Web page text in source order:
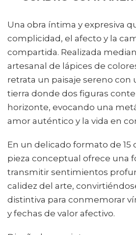
Una obra íntima y expresiva
complicidad, el afecto y la
compartida. Realizada
artesanal de lápices de
retrata un paisaje sereno con
tierra donde dos figuras
horizonte, evocando una
amor auténtico y la vida en
En un delicado formato de 15
pieza conceptual ofrece una
transmitir sentimientos
calidez del arte,
distintiva para conmemorar
y fechas de valor afectivo.